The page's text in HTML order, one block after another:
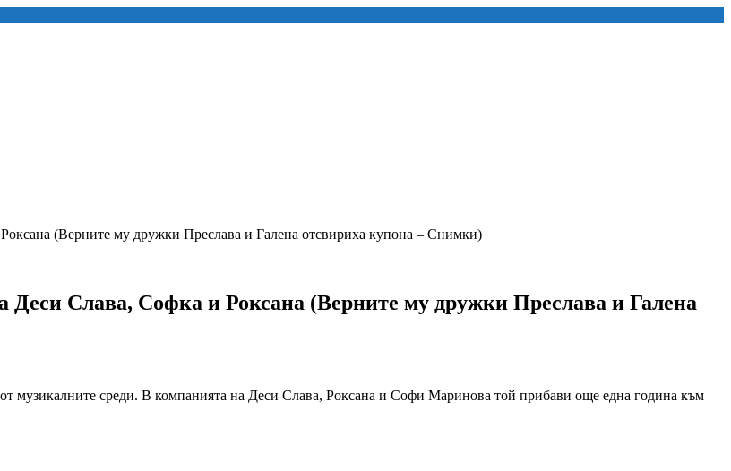
(Верните му дружки Преслава и Галена отсвириха купона – Снимки)
Слава, Софка и Роксана (Верните му дружки Преслава и Галена
музикалните среди. В компанията на Деси Слава, Роксана и Софи Маринова той прибави още една година към